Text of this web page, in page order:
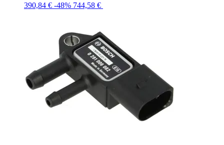
390,84 € -48% 744,58 €